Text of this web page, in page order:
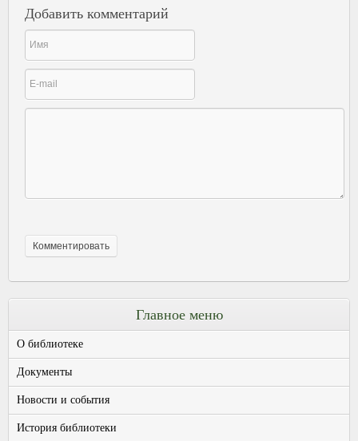
Добавить комментарий
Главное меню
О библиотеке
Документы
Новости и события
История библиотеки